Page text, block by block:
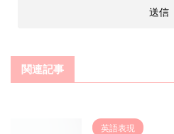
関連記事
英語表現